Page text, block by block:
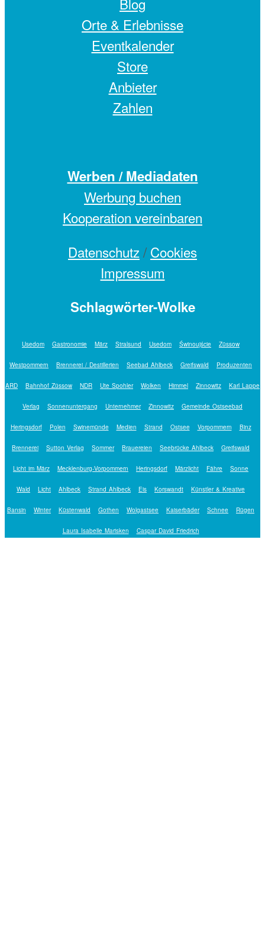
Orte & Erlebnisse
Eventkalender
Store
Anbieter
Zahlen
Werben / Mediadaten
Werbung buchen
Kooperation vereinbaren
Datenschutz/ Cookies
Impressum
Schlagwörter-Wolke
Usedom Gastronomie März Stralsund Usedom Świnoujście Züssow
Westpommern Brennerei / Destillerien Seebad Ahlbeck Greifswald Produzenten
ARD Bahnhof Züssow NDR Ute Spohler Wolken Himmel Zinnowitz Karl Lappe
Verlag Sonnenuntergang Unternehmer Zinnowitz Gemeinde Ostseebad
Heringsdorf Polen Swinemünde Medien Strand Ostsee Vorpommern Binz
Brennerei Sutton Verlag Sommer Brauereien Seebrücke Ahlbeck Greifswald
Licht im März Mecklenburg-Vorpommern Heringsdorf Märzlicht Fähre Sonne
Wald Licht Ahlbeck Strand Ahlbeck Eis Korswandt Künstler & Kreative
Bansin Winter Küstenwald Gothen Wolgastsee Kaiserbäder Schnee Rügen
Laura Isabelle Marisken Caspar David Friedrich